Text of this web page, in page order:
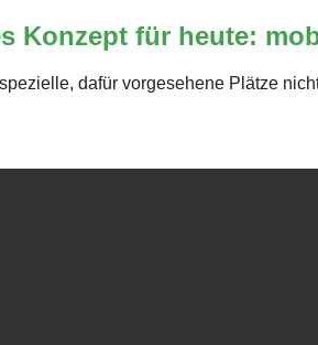
Konzept für heute:
dafür vorgesehene Plätze